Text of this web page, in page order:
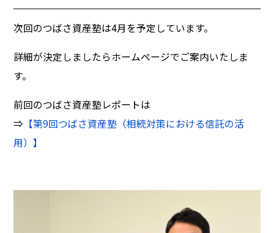
次回のつばさ資産塾は4月を予定しています。
詳細が決定しましたらホームページでご案内いたしま
す。
前回のつばさ資産塾レポートは
⇒ 【第9回つばさ資産塾（相続対策における信託の活
用）】